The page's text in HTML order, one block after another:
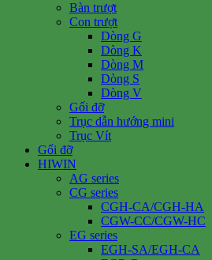
Bàn trượt
Con trượt
Dòng G
Dòng K
Dòng M
Dòng S
Dòng V
Gối đỡ
Trục dẫn hướng mini
Trục Vít
Gối đỡ
HIWIN
AG series
CG series
CGH-CA/CGH-HA
CGW-CC/CGW-HC
EG series
EGH-SA/EGH-CA